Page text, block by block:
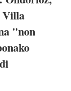
Villa
"non